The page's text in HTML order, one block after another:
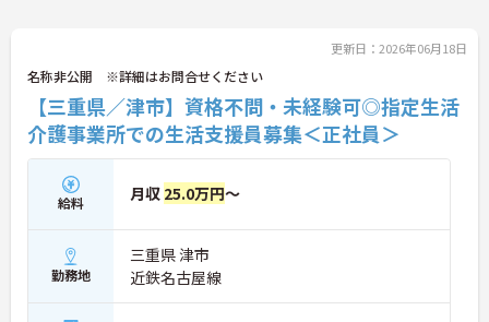
更新日：2026年06月18日
名称非公開 ※詳細はお問合せください
【三重県／津市】資格不問・未経験可◎指定生活
介護事業所での生活支援員募集＜正社員＞
給料 月収 25.0万円～
勤務地
三重県 津市
近鉄名古屋線